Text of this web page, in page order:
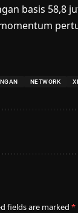
basis 58,8
NETWORK XL
fields are marked *